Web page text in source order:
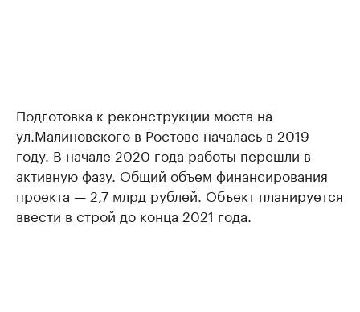
Подготовка к реконструкции моста на
ул.Малиновского в Ростове началась в 2019
году. В начале 2020 года работы перешли в
активную фазу. Общий объем финансирования
проекта — 2,7 млрд рублей. Объект планируется
ввести в строй до конца 2021 года.